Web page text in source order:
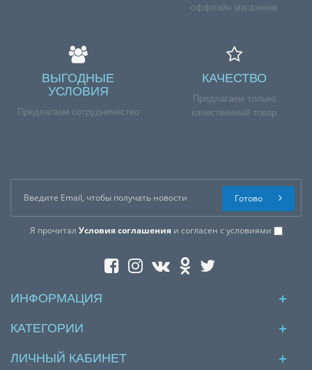
оффлайн магазинов
ВЫГОДНЫЕ
УСЛОВИЯ
Предлагаем сотрудничество
КАЧЕСТВО
Предлагаем только
качественный товар
Я прочитал Условия соглашенияи согласен с условиями
Готово
ИНФОРМАЦИЯ
КАТЕГОРИИ
ЛИЧНЫЙ КАБИНЕТ